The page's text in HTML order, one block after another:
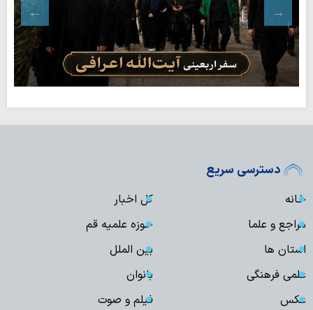
دسترسی سریع
خانه
کل اخبار
مراجع و علما
حوزه علمیه قم
استان ها
بین الملل
علمی فرهنگی
بانوان
عکس
فیلم و صوت